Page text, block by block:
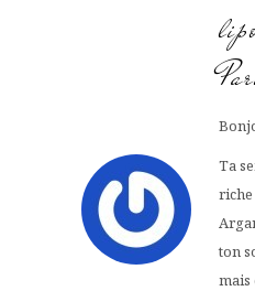
Ta
ton
mais